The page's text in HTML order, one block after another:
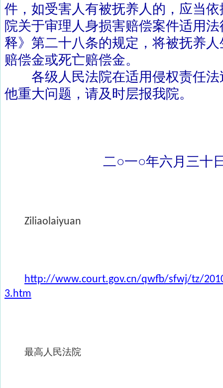
件，如受害人有被抚养人的，应当
院关于审理人身损害赔偿案件适用
释》第二十八条的规定，将被抚养
赔偿金或死亡赔偿金。
各级人民法院在适用侵权责任法
他重大问题，请及时层报我院。
二○一○年六月三十
Ziliaolaiyuan
http://www.court.gov.cn/qwfb/sfwj/tz/
3.htm
最高人民法院